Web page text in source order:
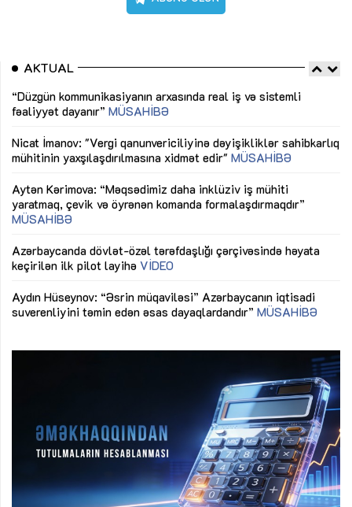
AKTUAL
“Düzgün kommunikasiyanın arxasında real iş və sistemli
fəaliyyət dayanır” MÜSAHİBƏ
Nicat İmanov: "Vergi qanunvericiliyinə dəyişikliklər sahibkarlıq
mühitinin yaxşılaşdırılmasına xidmət edir" MÜSAHİBƏ
Aytən Kərimova: “Məqsədimiz daha inklüziv iş mühiti
yaratmaq, çevik və öyrənən komanda formalaşdırmaqdır”
MÜSAHİBƏ
Azərbaycanda dövlət-özəl tərəfdaşlığı çərçivəsində həyata
keçirilən ilk pilot layihə VİDEO
Aydın Hüseynov: “Əsrin müqaviləsi” Azərbaycanın iqtisadi
suverenliyini təmin edən əsas dayaqlardandır” MÜSAHİBƏ